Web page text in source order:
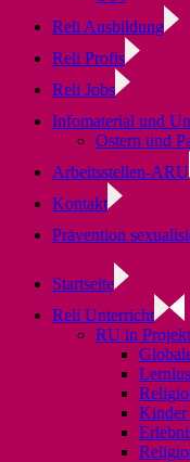
Reli Ausbildung
Reli Profis
Reli Jobs
Infomaterial und
Ostern und
Arbeitsstellen-ARU
Kontakt
Prävention
Startseite
Reli Unterricht
RU in
Kinder